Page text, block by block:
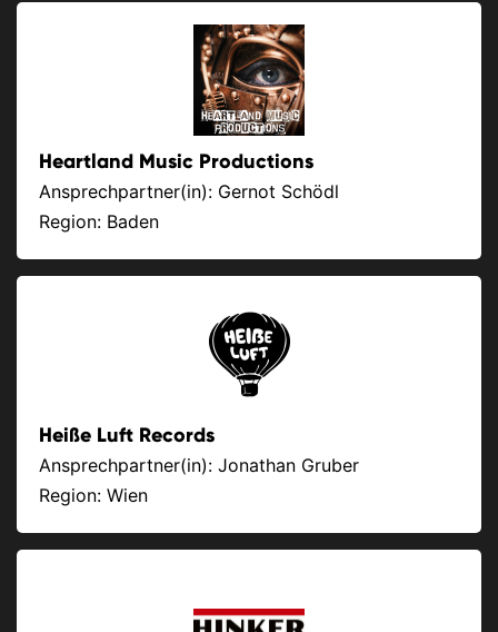
Heartland Music Productions
Ansprechpartner(in): Gernot Schödl
Region: Baden
Heiße Luft Records
Ansprechpartner(in): Jonathan Gruber
Region: Wien